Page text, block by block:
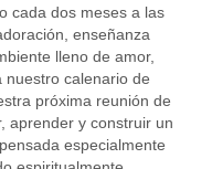
cada dos meses a las
enseñanza
lleno de amor,
nuestro calenario de
próxima reunión de
aprender y construir un
especialmente